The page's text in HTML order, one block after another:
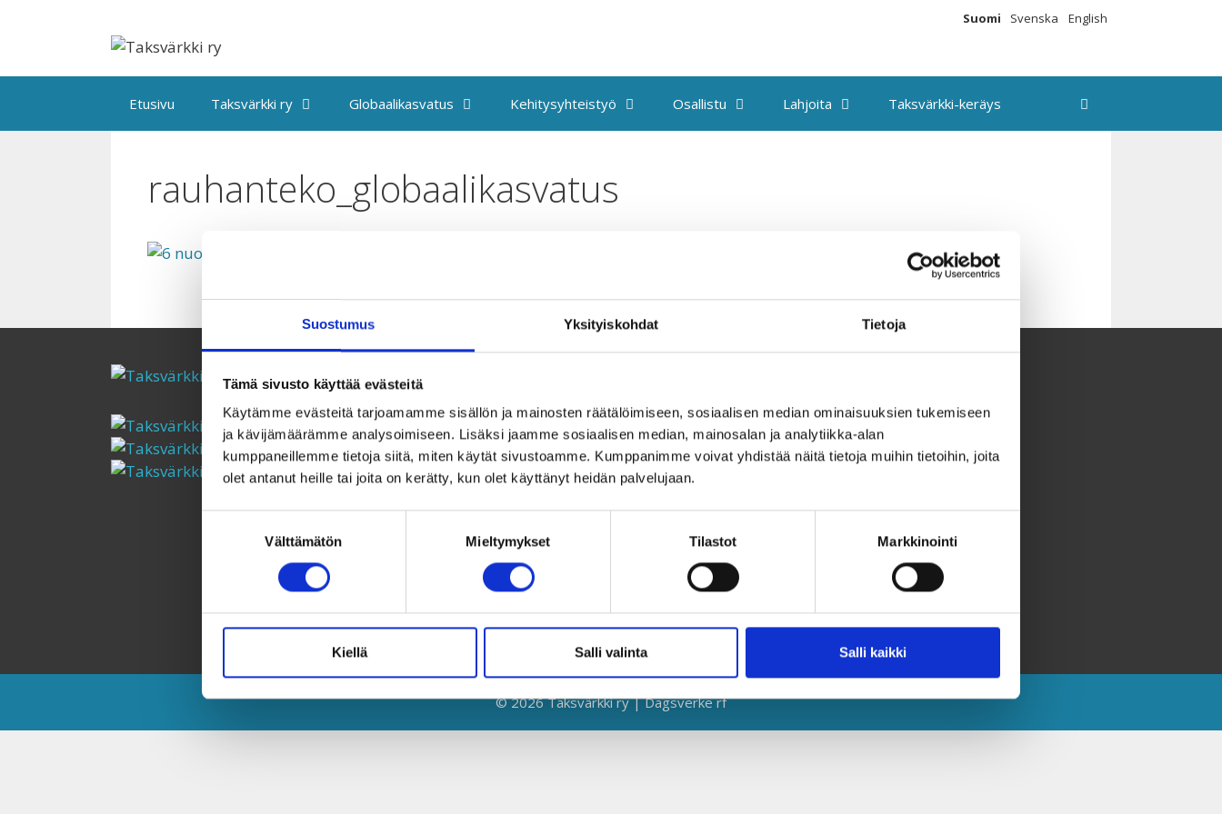
Suostumus Yksityiskohdat Tietoja
Tämä sivusto käyttää evästeitä
Käytämme evästeitä tarjoamamme sisällön ja mainosten räätälöimiseen, sosiaalisen median ominaisuuksien tukemiseen
ja kävijämäärämme analysoimiseen. Lisäksi jaamme sosiaalisen median, mainosalan ja analytiikka-alan
kumppaneillemme tietoja siitä, miten käytät sivustoamme. Kumppanimme voivat yhdistää näitä tietoja muihin tietoihin, joita
olet antanut heille tai joita on kerätty, kun olet käyttänyt heidän palvelujaan.
Välttämätön Mieltymykset Tilastot Markkinointi
Kiellä Salli valinta Salli kaikki
Suomi Svenska English
Etusivu Taksvärkki ry Globaalikasvatus Kehitysyhteistyö Osallistu Lahjoita Taksvärkki-keräys
rauhanteko_globaalikasvatus
Globaalikeskus
00530 Helsinki
050 341 5507
taksvarkki@taksvarkki.fi
Yhteystiedot
Lahjoita
Saavutettavuusseloste
Taksvärkkikeräys selkokielellä
Taksvärkki selkokielellä
Evästeet
© 2026 Taksvärkki ry | Dagsverke rf